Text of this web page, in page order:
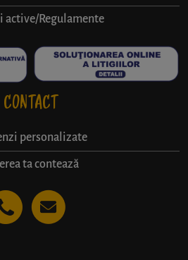
active/Regulamente
CONTACT
personalizate
ta contează